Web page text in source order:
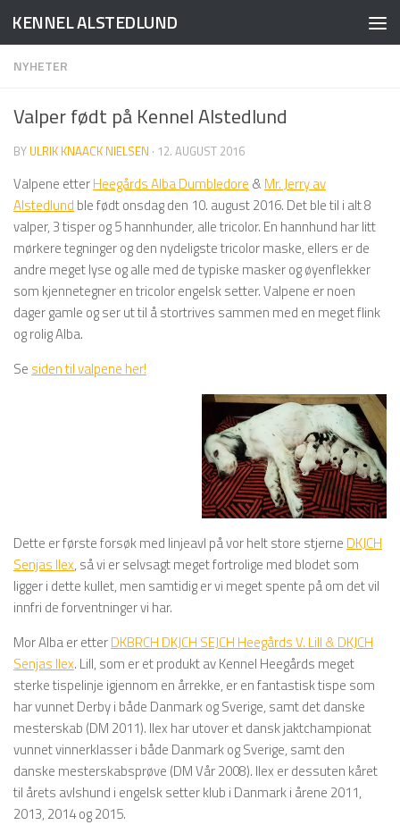
Skip to content
KENNEL ALSTEDLUND
NYHETER
Valper født på Kennel Alstedlund
BY ULRIK KNAACK NIELSEN · 12. AUGUST 2016
Valpene etterHeegårds Alba Dumbledore & Mr. Jerry av
Alstedlund ble født onsdag den 10. august 2016. Det ble til i alt 8
valper, 3 tisper og 5 hannhunder, alle tricolor. En hannhund har litt
mørkere tegninger og den nydeligste tricolor maske, ellers er de
andre meget lyse og alle med de typiske masker og øyenflekker
som kjennetegner en tricolor engelsk setter. Valpene er noen
dager gamle og ser ut til å stortrives sammen med en meget flink
og rolig Alba.
Se siden til valpene her!
Dette er første forsøk med linjeavl på vor helt store stjerne DKJCH
Senjas Ilex, så vi er selvsagt meget fortrolige med blodet som
ligger i dette kullet, men samtidig er vi meget spente på om det vil
innfri de forventninger vi har.
Mor Alba er etterDKBRCH DKJCH SEJCH Heegårds V. Lill & DKJCH
Senjas Ilex. Lill, som er et produkt av Kennel Heegårds meget
sterke tispelinje igjennom en årrekke, er en fantastisk tispe som
har vunnet Derby i både Danmark og Sverige, samt det danske
mesterskab (DM 2011). Ilex har utover et dansk jaktchampionat
vunnet vinnerklasser i både Danmark og Sverige, samt den
danske mesterskabsprøve (DM Vår 2008). Ilex er dessuten kåret
til årets avlshund i engelsk setter klub i Danmark i årene 2011,
2013, 2014 og 2015.